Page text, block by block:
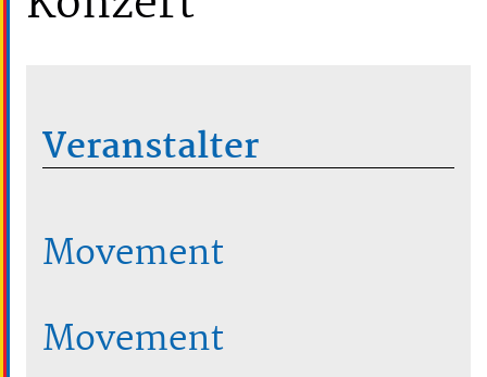
Veranstalter
Movement
Movement